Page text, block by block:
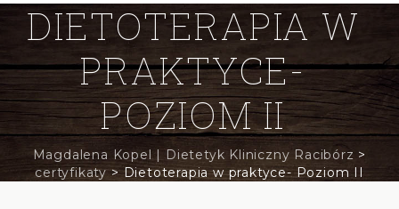
DIETOTERAPIA W
PRAKTYCE-
POZIOM II
Magdalena Kopel | Dietetyk Kliniczny Racibórz >
certyfikaty >Dietoterapia w praktyce- Poziom II